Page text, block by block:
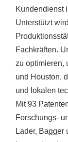
Kundendienst
Unterstützt
Fachkräften.
zu optimieren,
und Houston,
und lokalen
Mit 93
Forschungs-
Lader,